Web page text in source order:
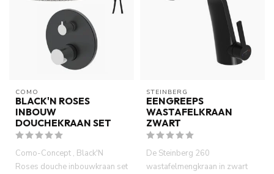
COMO
BLACK'N ROSES
INBOUW
DOUCHEKRAAN SET
Como-Concept , Black'N
Roses douche inbouwkraan set
STEINBERG
EENGREEPS
WASTAFELKRAAN
ZWART
De Steinberg 260
wastafelmengkraan in zwart